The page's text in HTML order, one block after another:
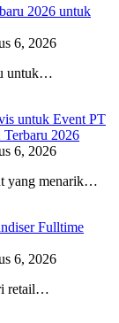
2026 untuk
6, 2026
untuk…
untuk Event PT
2026
6, 2026
yang menarik…
Fulltime
6, 2026
retail…